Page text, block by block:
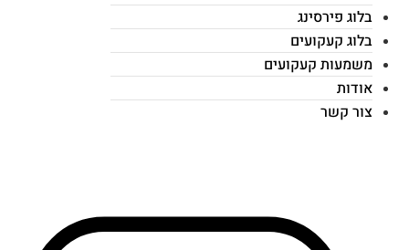
בלוג פירסינג
בלוג קעקועים
משמעות קעקועים
אודות
צור קשר